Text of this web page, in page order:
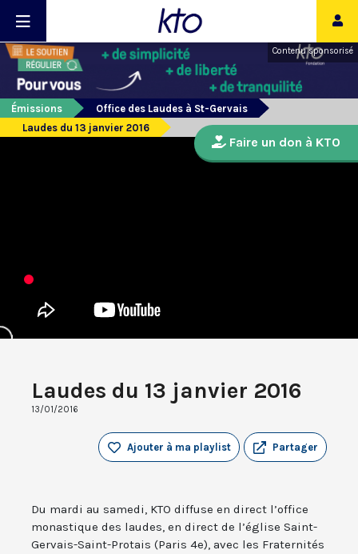
Contenu sponsorisé
Émissions
Office des Laudes à St-Gervais
Laudes du 13 janvier 2016
Laudes du 13 janvier 2016
13/01/2016
Partager
Ajouter à ma playlist
Du mardi au samedi, KTO diffuse en direct l’office
monastique des laudes, en direct de l’église Saint-
Gervais-Saint-Protais (Paris 4e), avec les Fraternités
Faire un don à KTO